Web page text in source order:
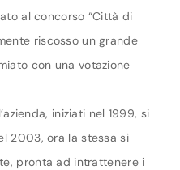
al concorso “Città di
riscosso un grande
con una votazione
iniziati nel 1999, si
2003, ora la stessa si
pronta ad intrattenere i